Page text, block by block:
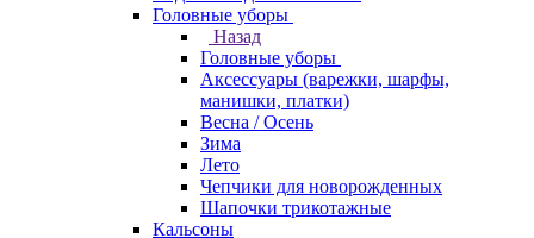
Головные уборы
Назад
Головные уборы
Аксессуары (варежки, шарфы,
манишки, платки)
Весна / Осень
Зима
Лето
Чепчики для новорожденных
Шапочки трикотажные
Кальсоны